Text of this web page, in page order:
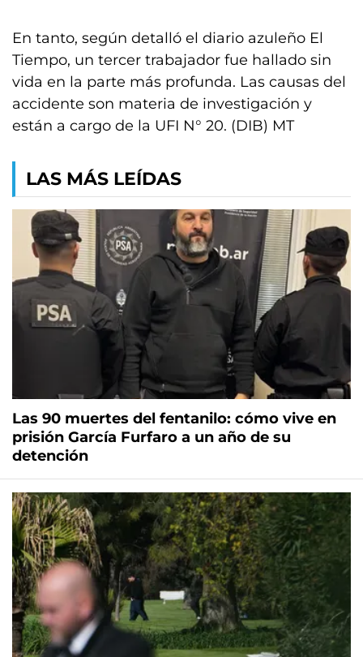
En tanto, según detalló el diario azuleño El
Tiempo, un tercer trabajador fue hallado sin
vida en la parte más profunda. Las causas del
accidente son materia de investigación y
están a cargo de la UFI N° 20. (DIB) MT
LAS MÁS LEÍDAS
Las 90 muertes del fentanilo: cómo vive en
prisión García Furfaro a un año de su
detención